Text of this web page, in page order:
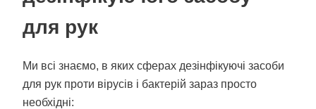
для рук
Ми всі знаємо, в яких сферах дезінфікуючі засоби
для рук проти вірусів і бактерій зараз просто
необхідні: